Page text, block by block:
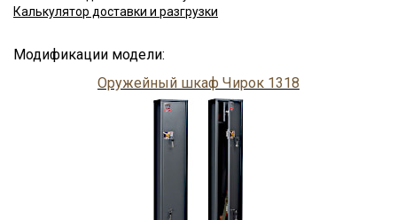
Калькулятор доставки и разгрузки
Модификации модели:
Оружейный шкаф Чирок 1318